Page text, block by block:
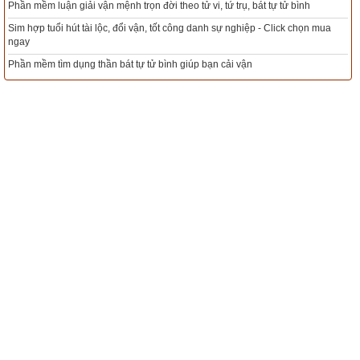
Tác giả bài viết:Thầy Uri – Tổng biên tập chuyên mục giác ngộ
tự tử bình
chọn mua
Mua sim Thần tài, Thần tài theo bạn! Giao sim miễn phí
Tổng Kho Sim Năm sinh 0x - 9x - 8x -7x -6x giá rẻ nhất thị